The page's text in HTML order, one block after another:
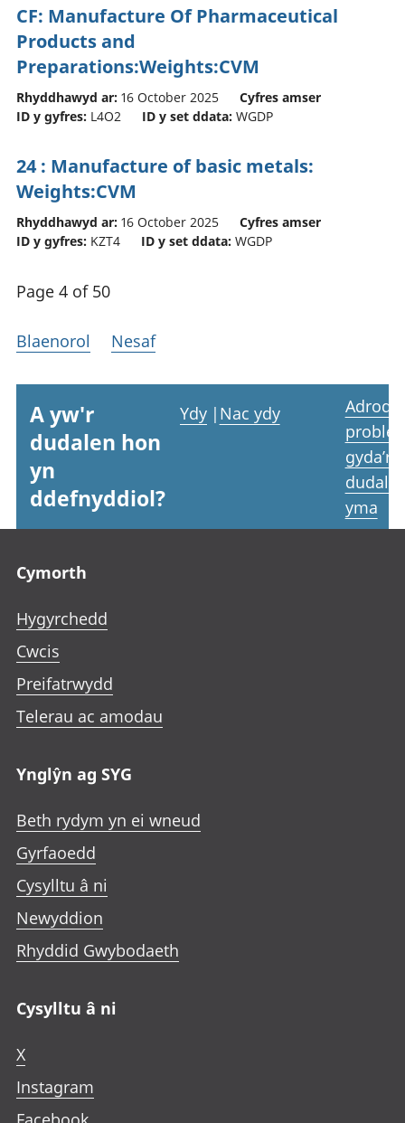
CF: Manufacture Of Pharmaceutical
Products and
Preparations:Weights:CVM
Rhyddhawyd ar: 16 October 2025
Cyfres amser
ID y gyfres: L4O2 ID y set ddata: WGDP
24 : Manufacture of basic metals:
Weights:CVM
Rhyddhawyd ar: 16 October 2025
Cyfres amser
ID y gyfres: KZT4 ID y set ddata: WGDP
Page 4 of 50
Blaenorol Nesaf
A yw'r
dudalen hon
yn
ddefnyddiol?
Ydy | Nac ydy
Adrodd
gyda’r
yma
Cymorth
Hygyrchedd
Cwcis
Preifatrwydd
Telerau ac amodau
Ynglŷn ag SYG
Beth rydym yn ei wneud
Gyrfaoedd
Cysylltu â ni
Newyddion
Rhyddid Gwybodaeth
Cysylltu â ni
X
Instagram